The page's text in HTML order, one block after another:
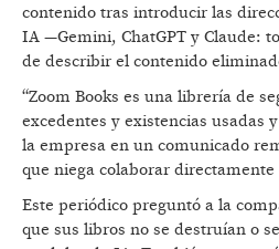
contenido tras introducir las
IA —Gemini, ChatGPT y Claude:
de describir el contenido
“Zoom Books es una librería de
excedentes y existencias usadas
la empresa en un comunicado
que niega colaborar
Este periódico preguntó a la
que sus libros no se destruían o